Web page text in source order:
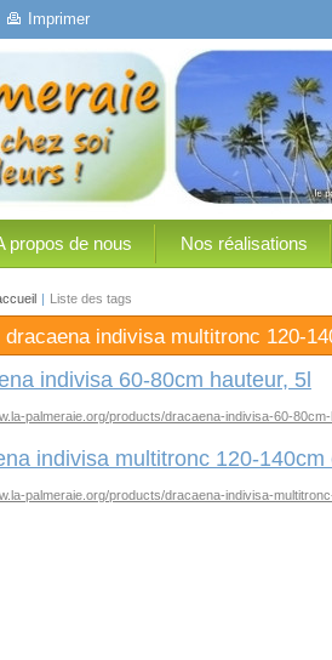
Imprimer
propos de nous Nos réalisations
| Liste des tags
dracaena indivisa multitronc 120-
indivisa 60-80cm hauteur, 5l
palmeraie.org/products/dracaena-indivisa-60-
indivisa multitronc 120-140cm
palmeraie.org/products/dracaena-indivisa-